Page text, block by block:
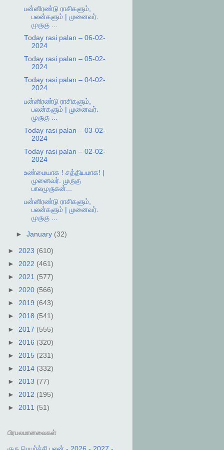
பன்னிரண்டு ராசிகளும்,
பலன்களும் | முனைவர்.
முருகு ...
Today rasi palan – 06-02-
2024
Today rasi palan – 05-02-
2024
Today rasi palan – 04-02-
2024
பன்னிரண்டு ராசிகளும்,
பலன்களும் | முனைவர்.
முருகு ...
Today rasi palan – 03-02-
2024
Today rasi palan – 02-02-
2024
உண்மையாக ! சத்தியமாக! |
முனைவர். முருகு
பாலமுருகன்...
பன்னிரண்டு ராசிகளும்,
பலன்களும் | முனைவர்.
முருகு ...
► January (32)
► 2023 (610)
► 2022 (461)
► 2021 (577)
► 2020 (566)
► 2019 (643)
► 2018 (541)
► 2017 (555)
► 2016 (320)
► 2015 (231)
► 2014 (332)
► 2013 (77)
► 2012 (195)
► 2011 (51)
பிரபலமானவைகள்